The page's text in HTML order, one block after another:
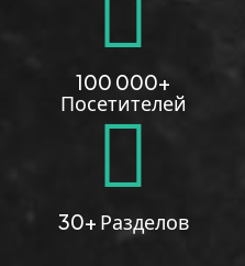
100 000+
Посетителей
30+ Разделов